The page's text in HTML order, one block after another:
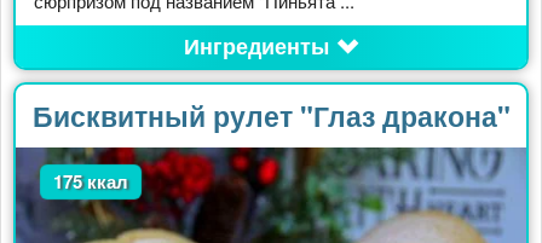
Ингредиенты
Бисквитный рулет "Глаз дракона"
175 ккал